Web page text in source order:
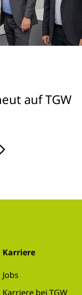
auf TGW
Karriere
Jobs
Karriere bei TGW